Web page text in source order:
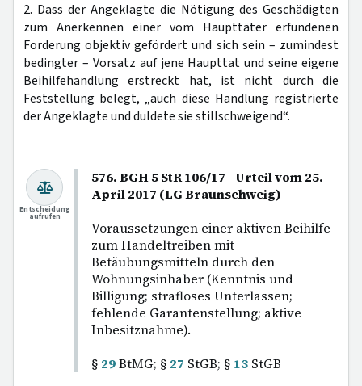
2. Dass der Angeklagte die Nötigung des Geschädigten
zum Anerkennen einer vom Haupttäter erfundenen
Forderung objektiv gefördert und sich sein – zumindest
bedingter – Vorsatz auf jene Haupttat und seine eigene
Beihilfehandlung erstreckt hat, ist nicht durch die
Feststellung belegt, „auch diese Handlung registrierte
der Angeklagte und duldete sie stillschweigend“.
576. BGH 5 StR 106/17 - Urteil vom 25.
April 2017 (LG Braunschweig)
Voraussetzungen einer aktiven Beihilfe
zum Handeltreiben mit
Betäubungsmitteln durch den
Wohnungsinhaber (Kenntnis und
Billigung; strafloses Unterlassen;
fehlende Garantenstellung; aktive
Inbesitznahme).
§ 29BtMG; § 27 StGB; § 13 StGB
Entscheidung
aufrufen